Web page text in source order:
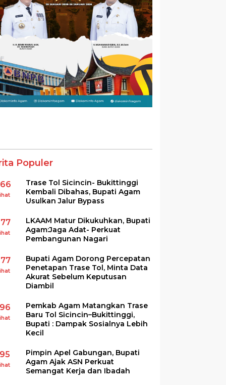
Populer
Trase Tol Sicincin- Bukittinggi
Kembali Dibahas, Bupati Agam
Usulkan Jalur Bypass
LKAAM Matur Dikukuhkan, Bupati
Agam:Jaga Adat- Perkuat
Pembangunan Nagari
Bupati Agam Dorong Percepatan
Penetapan Trase Tol, Minta Data
Akurat Sebelum Keputusan
Diambil
Pemkab Agam Matangkan Trase
Baru Tol Sicincin–Bukittinggi,
Bupati : Dampak Sosialnya Lebih
Kecil
Pimpin Apel Gabungan, Bupati
Agam Ajak ASN Perkuat
Semangat Kerja dan Ibadah